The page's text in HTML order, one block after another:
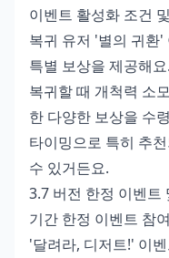
이벤트 활성화 조건
복귀 유저 '별의 귀환'
특별 보상을 제공해요.
복귀할 때 개척력 소
한 다양한 보상을 수
타이밍으로 특히 추
수 있거든요.
3.7 버전 한정 이벤트
기간 한정 이벤트 참
'달려라, 디저트!' 이